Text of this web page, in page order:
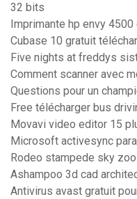
32 bits
Imprimante hp envy 4500
Cubase 10 gratuit
Five nights at freddys
Comment scanner avec
Questions pour un
Free télécharger bus
Movavi video editor 15
Microsoft activesync
Rodeo stampede sky
Ashampoo 3d cad
Antivirus avast gratuit